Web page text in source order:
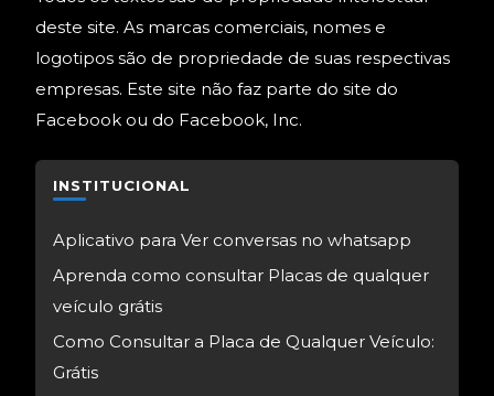
deste site. As marcas comerciais, nomes e
logotipos são de propriedade de suas respectivas
empresas. Este site não faz parte do site do
Facebook ou do Facebook, Inc.
INSTITUCIONAL
Aplicativo para Ver conversas no whatsapp
Aprenda como consultar Placas de qualquer
veículo grátis
Como Consultar a Placa de Qualquer Veículo:
Grátis